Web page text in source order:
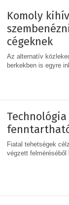
Komoly
cégeknek
Az alternatív
berkekben is egyre
Fiatal tehetségek
végzett felméréséből